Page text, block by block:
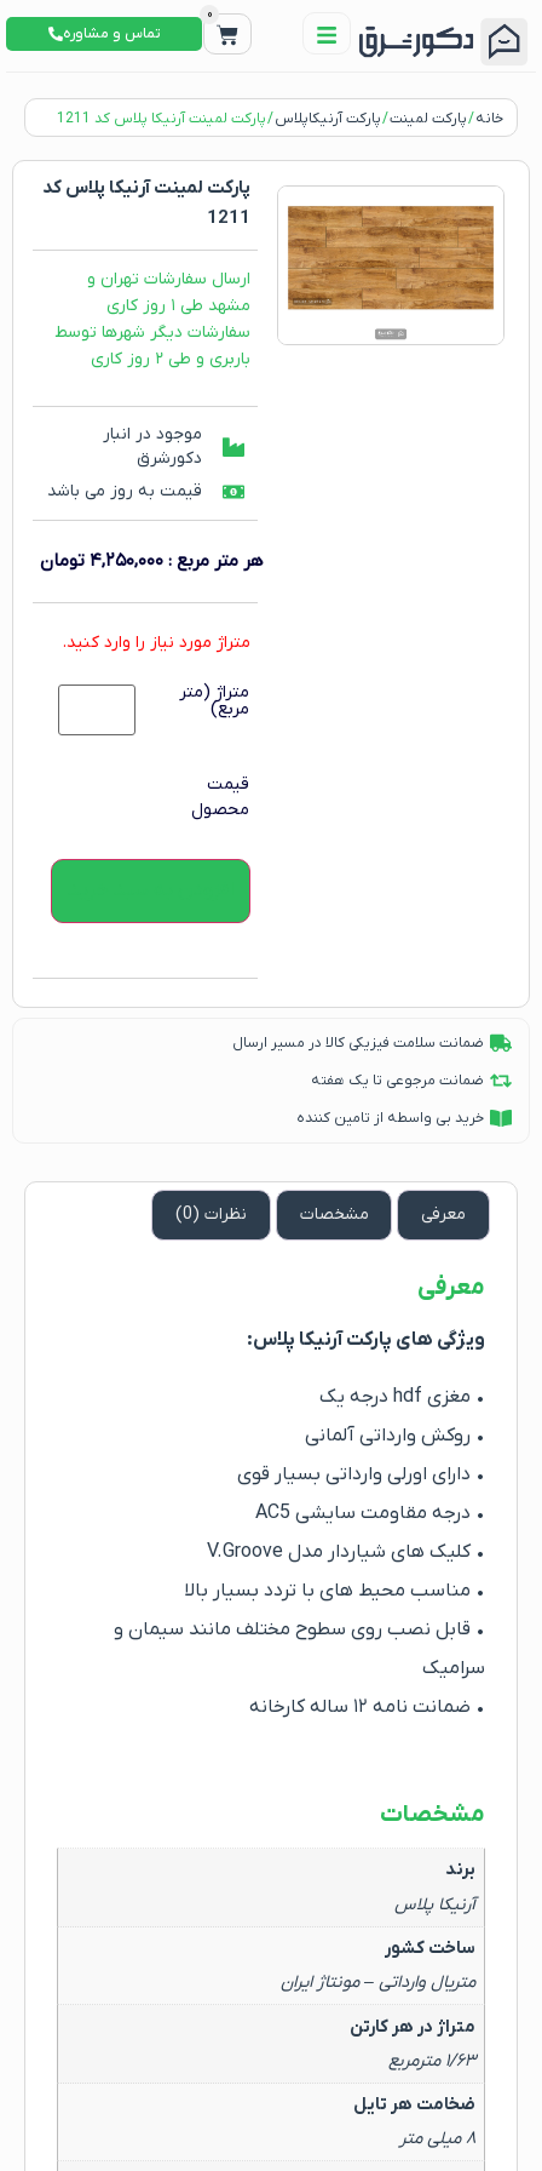
0
تماس و مشاوره
خانه/پارکت لمینت/پارکت آرنیکاپلاس/ پارکت لمینت آرنیکا پلاس کد 1211
پارکت لمینت آرنیکا پلاس کد
1211
ارسال سفارشات تهران و
مشهد طی ۱ روز کاری
سفارشات دیگر شهرها توسط
باربری و طی ۲ روز کاری
موجود در انبار
دکورشرق
قیمت به روز می باشد
هر متر مربع :۴,۲۵۰,۰۰۰ تومان
متراژ مورد نیاز را وارد کنید.
متراژ (متر
مربع)
قیمت
محصول
ضمانت سلامت فیزیکی کالا در مسیر ارسال
ضمانت مرجوعی تا یک هفته
خرید بی واسطه از تامین کننده
معرفی مشخصات نظرات (0)
معرفی
ویژگی های پارکت آرنیکا پلاس:
• مغزی hdf درجه یک
• روکش وارداتی آلمانی
• دارای اورلی وارداتی بسیار قوی
• درجه مقاومت سایشی AC5
• کلیک های شیاردار مدل V.Groove
• مناسب محیط های با تردد بسیار بالا
• قابل نصب روی سطوح مختلف مانند سیمان و
سرامیک
• ضمانت نامه ۱۲ ساله کارخانه
مشخصات
برند
آرنیکا پلاس
ساخت کشور
متریال وارداتی – مونتاژ ایران
متراژ در هر کارتن
۱/۶۳ مترمربع
ضخامت هر تایل
۸ میلی متر